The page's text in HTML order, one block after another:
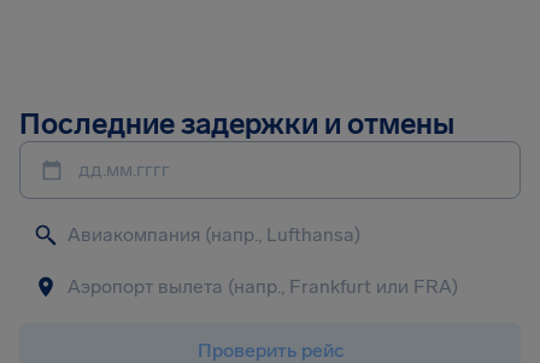
Последние задержки и отмены
дд.мм.гггг
Проверить рейс